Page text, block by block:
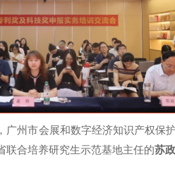
州市会展和数字经济知识产权保
联合培养研究生示范基地主任的苏